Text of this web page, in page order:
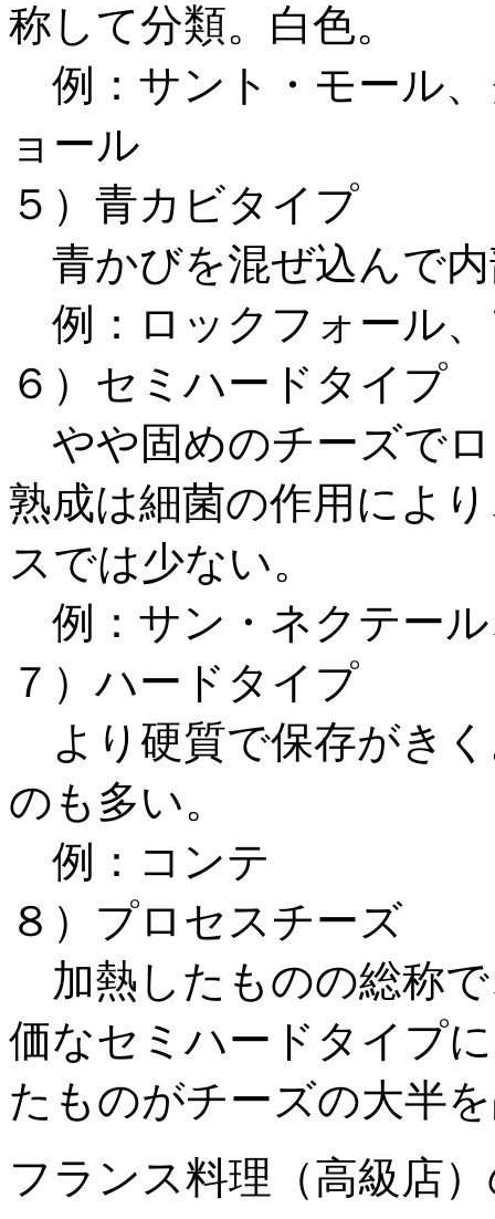
称して分類。白色。
例：サント・モール
ョール
５）青カビタイプ
青かびを混ぜ込んで
例：ロックフォール
６）セミハードタイプ
やや固めのチーズで
熟成は細菌の作用によ
スでは少ない。
例：サン・ネクテー
７）ハードタイプ
より硬質で保存がき
のも多い。
例：コンテ
８）プロセスチーズ
加熱したものの総称
価なセミハードタイプ
たものがチーズの大半
フランス料理（高級店